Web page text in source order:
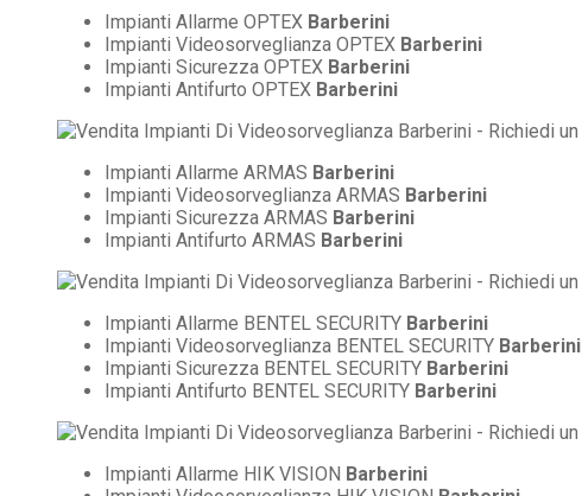
Impianti Allarme OPTEX Barberini
Impianti Videosorveglianza OPTEX Barberini
Impianti Sicurezza OPTEX Barberini
Impianti Antifurto OPTEX Barberini
Impianti Allarme ARMAS Barberini
Impianti Videosorveglianza ARMAS Barberini
Impianti Sicurezza ARMAS Barberini
Impianti Antifurto ARMAS Barberini
Impianti Allarme BENTEL SECURITY Barberini
Impianti Videosorveglianza BENTEL SECURITY Barberini
Impianti Sicurezza BENTEL SECURITY Barberini
Impianti Antifurto BENTEL SECURITY Barberini
Impianti Allarme HIK VISION Barberini